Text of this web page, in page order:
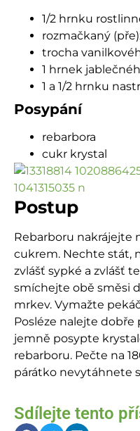
1/2 hrnku
rozmačkaný
trocha
1 hrnek
1 a 1/2 hrnku
Posypání
rebarbora
cukr krystal
Postup
Rebarboru nakrájejte
cukrem. Nechte stát,
zvlášť sypké a zvlášť
smíchejte obě směsi
mrkev. Vymažte
Posléze nalejte
jemně posypte
rebarboru. Pečte na
párátko nevytáhnete
Sdílejte tento